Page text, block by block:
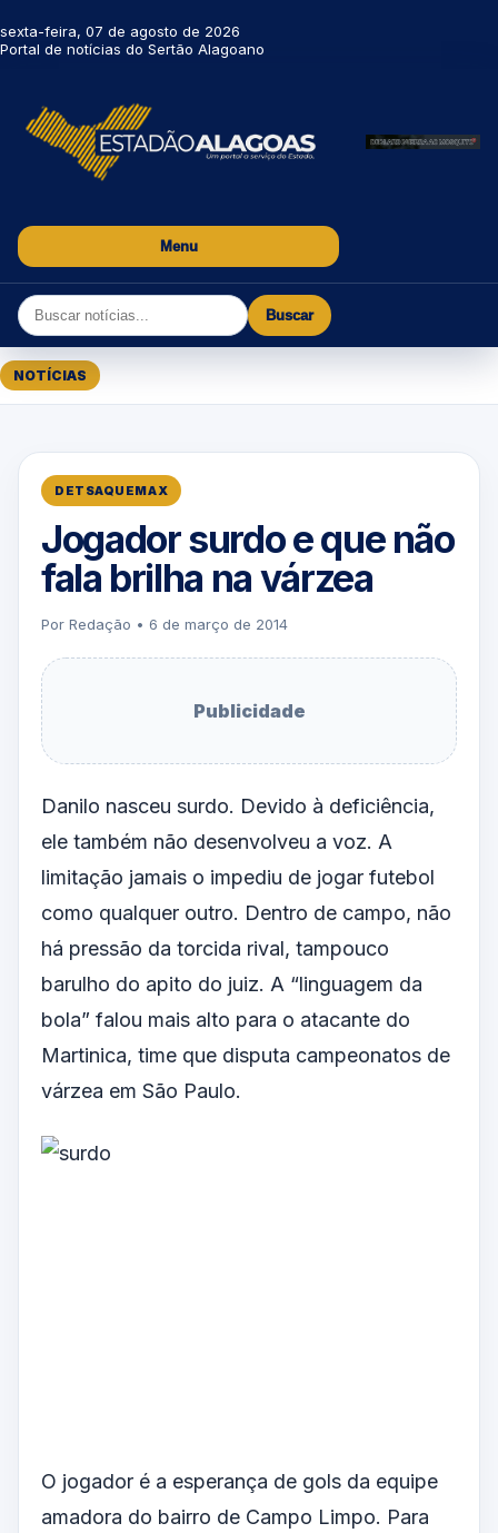
sexta-feira, 07 de agosto de 2026
Portal de notícias do Sertão Alagoano
Menu
Buscar
NOTÍCIAS
DETSAQUEMAX
Jogador surdo e que não
fala brilha na várzea
Por Redação • 6 de março de 2014
Publicidade
Danilo nasceu surdo. Devido à deficiência,
ele também não desenvolveu a voz. A
limitação jamais o impediu de jogar futebol
como qualquer outro. Dentro de campo, não
há pressão da torcida rival, tampouco
barulho do apito do juiz. A “linguagem da
bola” falou mais alto para o atacante do
Martinica, time que disputa campeonatos de
várzea em São Paulo.
O jogador é a esperança de gols da equipe
amadora do bairro de Campo Limpo. Para